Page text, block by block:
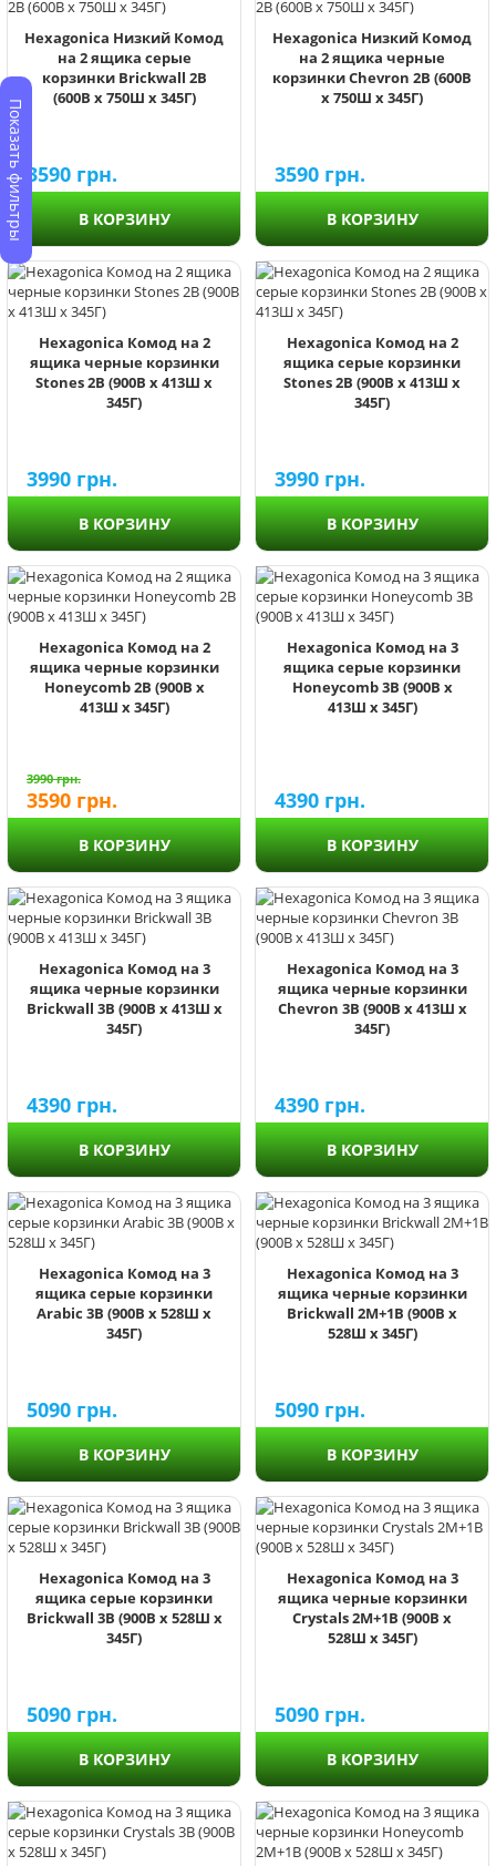
Показать фильтры
Hexagonica Низкий Комод
на 2 ящика серые
корзинки Brickwall 2В
(600В х 750Ш х 345Г)
3590 грн.
В КОРЗИНУ
Hexagonica Низкий Комод
на 2 ящика черные
корзинки Chevron 2В (600В
х 750Ш х 345Г)
3590 грн.
В КОРЗИНУ
Hexagonica Комод на 2
ящика черные корзинки
Stones 2В (900В х 413Ш х
345Г)
3990 грн.
В КОРЗИНУ
Hexagonica Комод на 2
ящика серые корзинки
Stones 2В (900В х 413Ш х
345Г)
3990 грн.
В КОРЗИНУ
Hexagonica Комод на 2
ящика черные корзинки
Honeycomb 2В (900В х
413Ш х 345Г)
3990грн.
3590 грн.
В КОРЗИНУ
Hexagonica Комод на 3
ящика серые корзинки
Honeycomb 3В (900В х
413Ш х 345Г)
4390 грн.
В КОРЗИНУ
Hexagonica Комод на 3
ящика черные корзинки
Brickwall 3В (900В х 413Ш х
345Г)
4390 грн.
В КОРЗИНУ
Hexagonica Комод на 3
ящика черные корзинки
Chevron 3В (900В х 413Ш х
345Г)
4390 грн.
В КОРЗИНУ
Hexagonica Комод на 3
ящика серые корзинки
Arabic 3В (900В х 528Ш х
345Г)
5090 грн.
В КОРЗИНУ
Hexagonica Комод на 3
ящика черные корзинки
Brickwall 2М+1В (900В х
528Ш х 345Г)
5090 грн.
В КОРЗИНУ
Hexagonica Комод на 3
ящика серые корзинки
Brickwall 3В (900В х 528Ш х
345Г)
5090 грн.
В КОРЗИНУ
Hexagonica Комод на 3
ящика черные корзинки
Crystals 2М+1В (900В х
528Ш х 345Г)
5090 грн.
В КОРЗИНУ